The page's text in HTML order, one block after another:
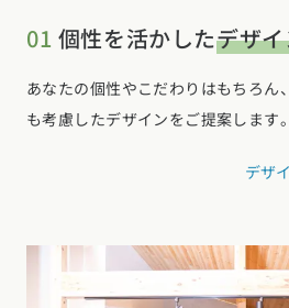
01 個性を活かしたデザ
あなたの個性やこだわりはもちろん
も考慮したデザインをご提案します。
デザ